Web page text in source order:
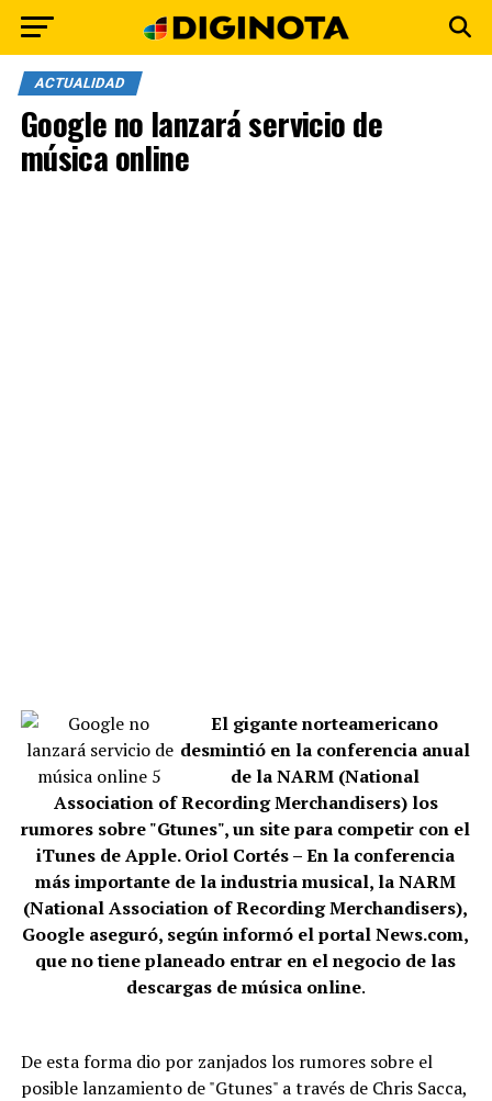
ACTUALIDAD
Google no lanzará servicio de
música online
El gigante norteamericano
desmintió en la conferencia anual
de la NARM (National
Association of Recording Merchandisers) los
rumores sobre "Gtunes", un site para competir con el
iTunes de Apple. Oriol Cortés – En la conferencia
más importante de la industria musical, la NARM
(National Association of Recording Merchandisers),
Google aseguró, según informó el portal News.com,
que no tiene planeado entrar en el negocio de las
descargas de música online.
De esta forma dio por zanjados los rumores sobre el
posible lanzamiento de "Gtunes" a través de Chris Sacca,